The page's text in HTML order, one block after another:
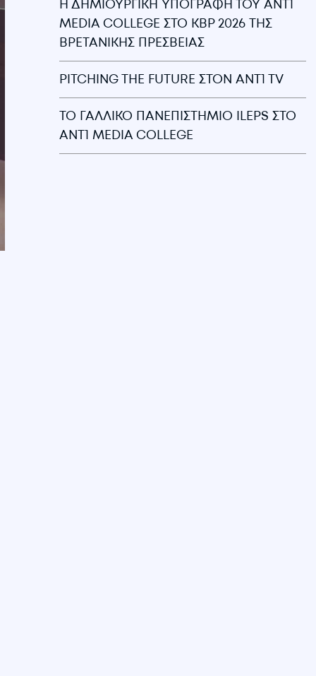
Η ΔΗΜΙΟΥΡΓΙΚΗ ΥΠΟΓΡΑΦΗ ΤΟΥ ANT1
MEDIA COLLEGE ΣΤΟ KBP 2026 ΤΗΣ
ΒΡΕΤΑΝΙΚΗΣ ΠΡΕΣΒΕΙΑΣ
PITCHING THE FUTURE ΣΤΟΝ ANT1 TV
ΤΟ ΓΑΛΛΙΚΟ ΠΑΝΕΠΙΣΤΗΜΙΟ ILEPS ΣΤΟ
ANT1 MEDIA COLLEGE